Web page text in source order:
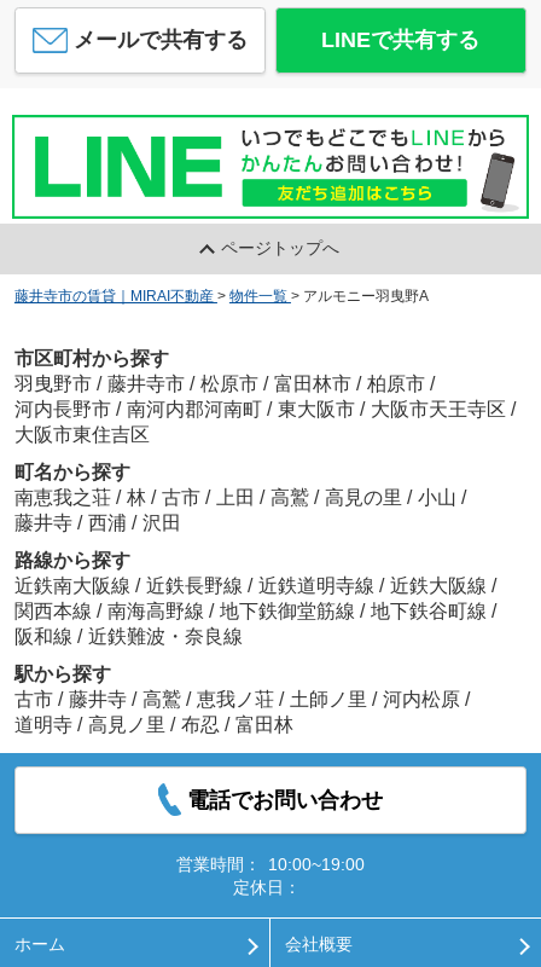
メールで共有する LINEで共有する
ページトップへ
藤井寺市の賃貸｜MIRAI不動産 > 物件一覧 > アルモニー羽曳野A
市区町村から探す
羽曳野市 / 藤井寺市 / 松原市 / 富田林市 / 柏原市 /
河内長野市 / 南河内郡河南町 / 東大阪市 / 大阪市天王寺区 /
大阪市東住吉区
町名から探す
南恵我之荘 / 林 / 古市 / 上田 / 高鷲 / 高見の里 / 小山 /
藤井寺 / 西浦 / 沢田
路線から探す
近鉄南大阪線 / 近鉄長野線 / 近鉄道明寺線 / 近鉄大阪線 /
関西本線 / 南海高野線 / 地下鉄御堂筋線 / 地下鉄谷町線 /
阪和線 / 近鉄難波・奈良線
駅から探す
古市 / 藤井寺 / 高鷲 / 恵我ノ荘 / 土師ノ里 / 河内松原 /
道明寺 / 高見ノ里 / 布忍 / 富田林
電話でお問い合わせ
営業時間：
10:00~19:00
定休日：
ホーム 会社概要